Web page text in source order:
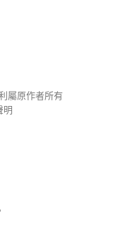
屬原作者所有
明